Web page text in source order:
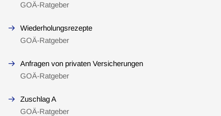
GOÄ-Ratgeber
Wiederholungsrezepte
GOÄ-Ratgeber
Anfragen von privaten Versicherungen
GOÄ-Ratgeber
Zuschlag A
GOÄ-Ratgeber